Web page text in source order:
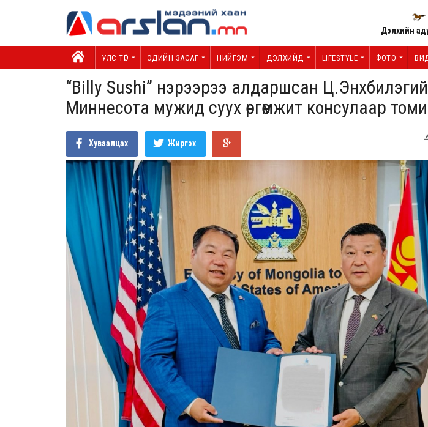
Дэлхийн
УЛС ТӨР ЭДИЙН ЗАСАГ НИЙГЭМ ДЭЛХИЙД LIFESTYLE ФОТО
“Billy Sushi” нэрээрээ алдаршсан
Миннесота мужид суух өргөмжит консулаар
Хуваалцах Жиргэх